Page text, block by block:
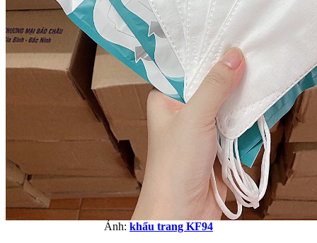
Ảnh: khẩu trang KF94